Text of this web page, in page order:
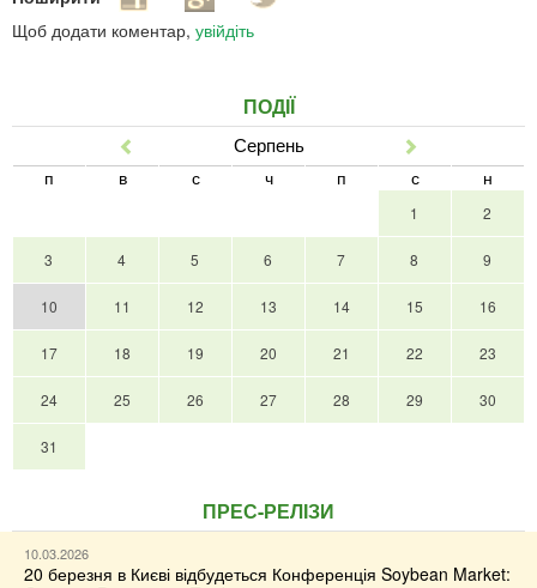
Щоб додати коментар, увійдіть
ПОДІЇ
Серпень
п в с ч п с н
1 2
3 4 5 6 7 8 9
10 11 12 13 14 15 16
17 18 19 20 21 22 23
24 25 26 27 28 29 30
31
ПРЕС-РЕЛІЗИ
10.03.2026
20 березня в Києві відбудеться Конференція Soybean Market: